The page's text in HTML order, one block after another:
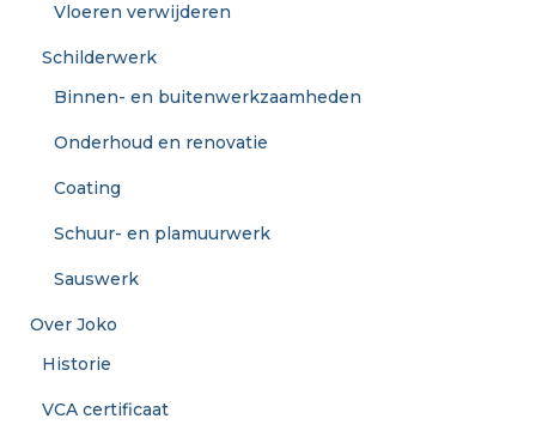
Vloeren verwijderen
Schilderwerk
Binnen- en buitenwerkzaamheden
Onderhoud en renovatie
Coating
Schuur- en plamuurwerk
Sauswerk
Over Joko
Historie
VCA certificaat